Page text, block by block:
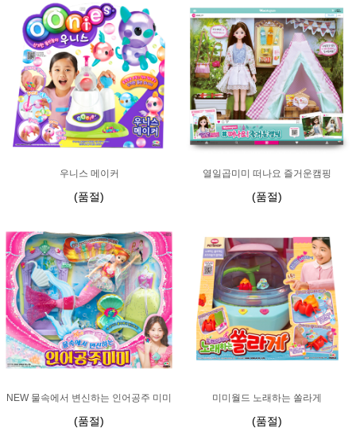
우니스 메이커
(품절)
열일곱미미 떠나요 즐거운캠핑
(품절)
NEW 물속에서 변신하는 인어공주 미미
(품절)
미미월드 노래하는 쏠라게
(품절)